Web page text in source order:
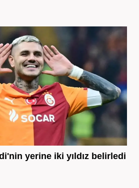
yerine iki yıldız belirledi